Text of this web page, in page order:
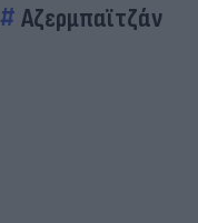
Αζερμπαϊτζάν